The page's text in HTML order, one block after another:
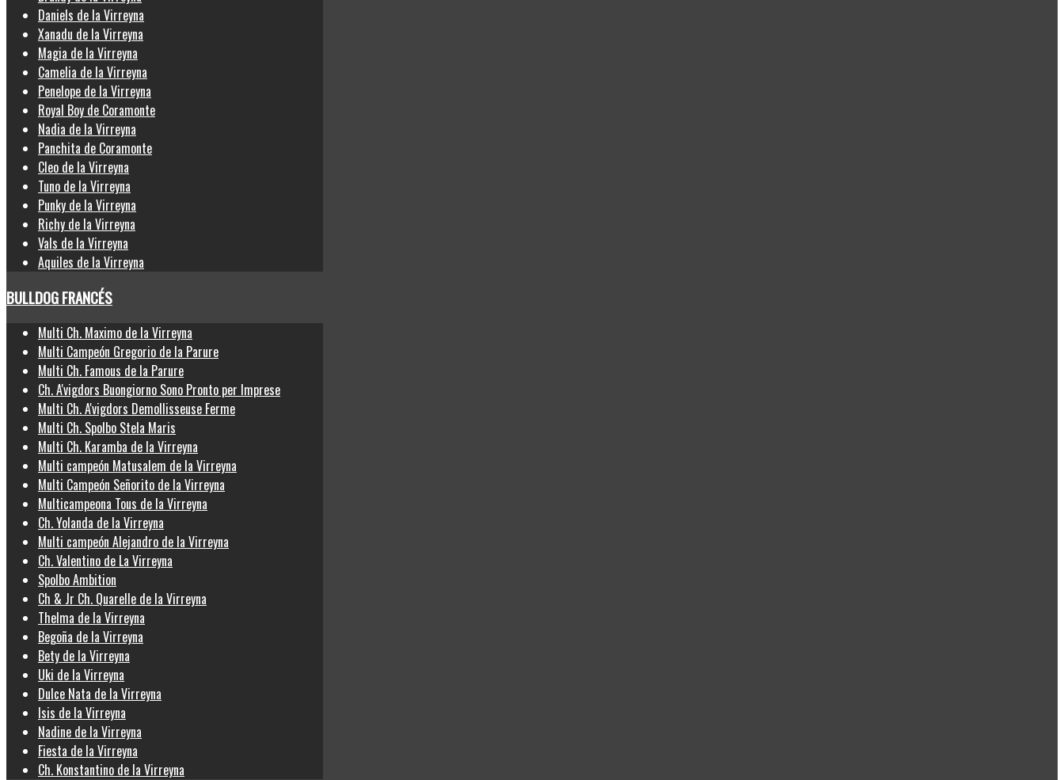
Daniels de la Virreyna
Xanadu de la Virreyna
Magia de la Virreyna
Camelia de la Virreyna
Penelope de la Virreyna
Royal Boy de Coramonte
Nadia de la Virreyna
Panchita de Coramonte
Cleo de la Virreyna
Tuno de la Virreyna
Punky de la Virreyna
Richy de la Virreyna
Vals de la Virreyna
Aquiles de la Virreyna
BULLDOG FRANCÉS
Multi Ch. Maximo de la Virreyna
Multi Campeón Gregorio de la Parure
Multi Ch. Famous de la Parure
Ch. A'vigdors Buongiorno Sono Pronto per Imprese
Multi Ch. A'vigdors Demollisseuse Ferme
Multi Ch. Spolbo Stela Maris
Multi Ch. Karamba de la Virreyna
Multi campeón Matusalem de la Virreyna
Multi Campeón Señorito de la Virreyna
Multicampeona Tous de la Virreyna
Ch. Yolanda de la Virreyna
Multi campeón Alejandro de la Virreyna
Ch. Valentino de La Virreyna
Spolbo Ambition
Ch & Jr Ch. Quarelle de la Virreyna
Thelma de la Virreyna
Begoña de la Virreyna
Bety de la Virreyna
Uki de la Virreyna
Dulce Nata de la Virreyna
Isis de la Virreyna
Nadine de la Virreyna
Fiesta de la Virreyna
Ch. Konstantino de la Virreyna